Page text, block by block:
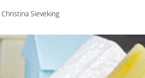
Christina Sieveking